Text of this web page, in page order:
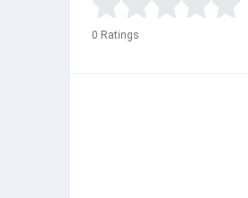
0 Ratings